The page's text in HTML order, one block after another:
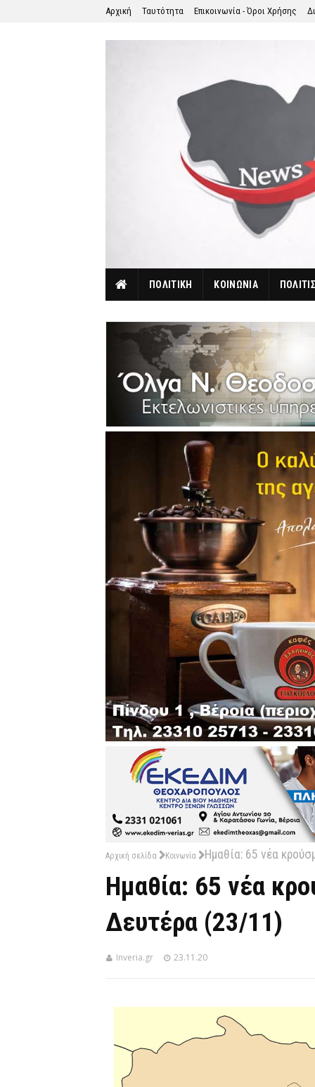
Αρχική Ταυτότητα Επικοινωνία - Όροι Χρήσης
ΠΟΛΙΤΙΚΗ ΚΟΙΝΩΝΙΑ
Αρχική σελίδα Κοινωνία Ημαθία: 65 νέα
Ημαθία: 65 νέα
Δευτέρα (23/11)
Inveria.gr 23.11.20